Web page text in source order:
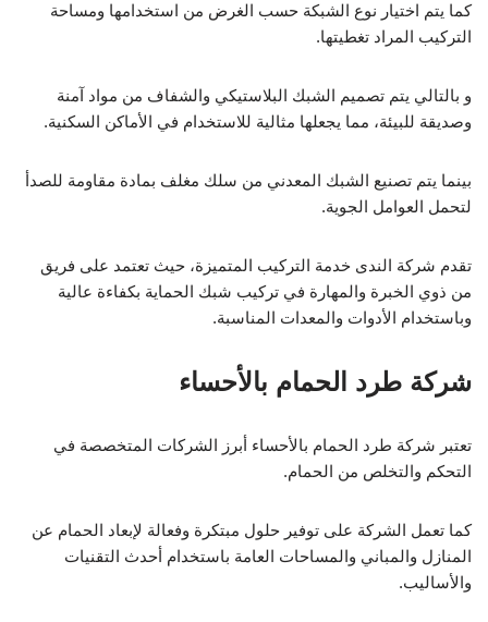
كما يتم اختيار نوع الشبكة حسب الغرض من استخدامها ومساحة
التركيب المراد تغطيتها.
و بالتالي يتم تصميم الشبك البلاستيكي والشفاف من مواد آمنة
وصديقة للبيئة، مما يجعلها مثالية للاستخدام في الأماكن السكنية.
بينما يتم تصنيع الشبك المعدني من سلك مغلف بمادة مقاومة للصدأ
لتحمل العوامل الجوية.
تقدم شركة الندى خدمة التركيب المتميزة، حيث تعتمد على فريق
من ذوي الخبرة والمهارة في تركيب شبك الحماية بكفاءة عالية
وباستخدام الأدوات والمعدات المناسبة.
شركة طرد الحمام بالأحساء
تعتبر شركة طرد الحمام بالأحساء أبرز الشركات المتخصصة في
التحكم والتخلص من الحمام.
كما تعمل الشركة على توفير حلول مبتكرة وفعالة لإبعاد الحمام عن
المنازل والمباني والمساحات العامة باستخدام أحدث التقنيات
والأساليب.